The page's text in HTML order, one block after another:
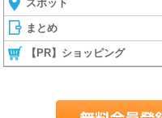
スポット
まとめ
【PR】ショッピング